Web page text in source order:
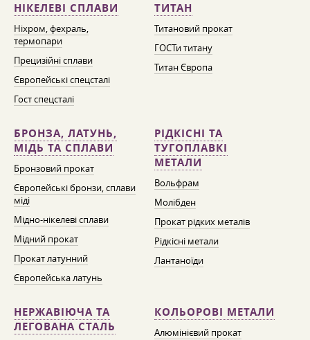
НІКЕЛЕВІ СПЛАВИ
Ніхром, фехраль,
термопари
Прецизійні сплави
Європейські спецсталі
Гост спецсталі
ТИТАН
Титановий прокат
ГОСТи титану
Титан Європа
БРОНЗА, ЛАТУНЬ,
МІДЬ ТА СПЛАВИ
Бронзовий прокат
Європейські бронзи, сплави
міді
Мідно-нікелеві сплави
Мідний прокат
Прокат латунний
Європейська латунь
РІДКІСНІ ТА
ТУГОПЛАВКІ
МЕТАЛИ
Вольфрам
Молібден
Прокат рідких металів
Рідкісні метали
Лантаноїди
НЕРЖАВІЮЧА ТА
ЛЕГОВАНА СТАЛЬ
КОЛЬОРОВІ МЕТАЛИ
Алюмінієвий прокат